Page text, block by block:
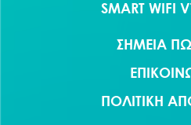
SMART WIFI
ΣΗΜΕΙΑ
ΠΟΛΙΤΙΚΗ